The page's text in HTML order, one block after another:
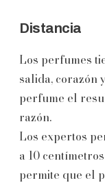
Distancia
Los perfumes
salida, corazón
perfume el
razón.
Los expertos
a 10
permite que el